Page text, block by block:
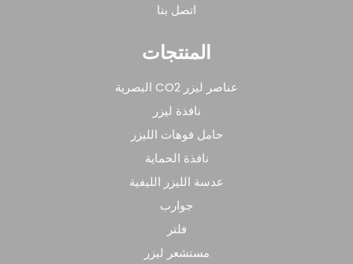
اتصل بنا
المنتجات
عناصر ليزر CO2 البصرية
نافذة ليزر
حامل فوهات الليزر
نافذة الحماية
عدسة الليزر الليفية
جوارب
فلتر
مستشعر ليزر